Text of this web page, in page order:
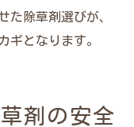
た除草剤選びが、
ギとなります。
剤の安全